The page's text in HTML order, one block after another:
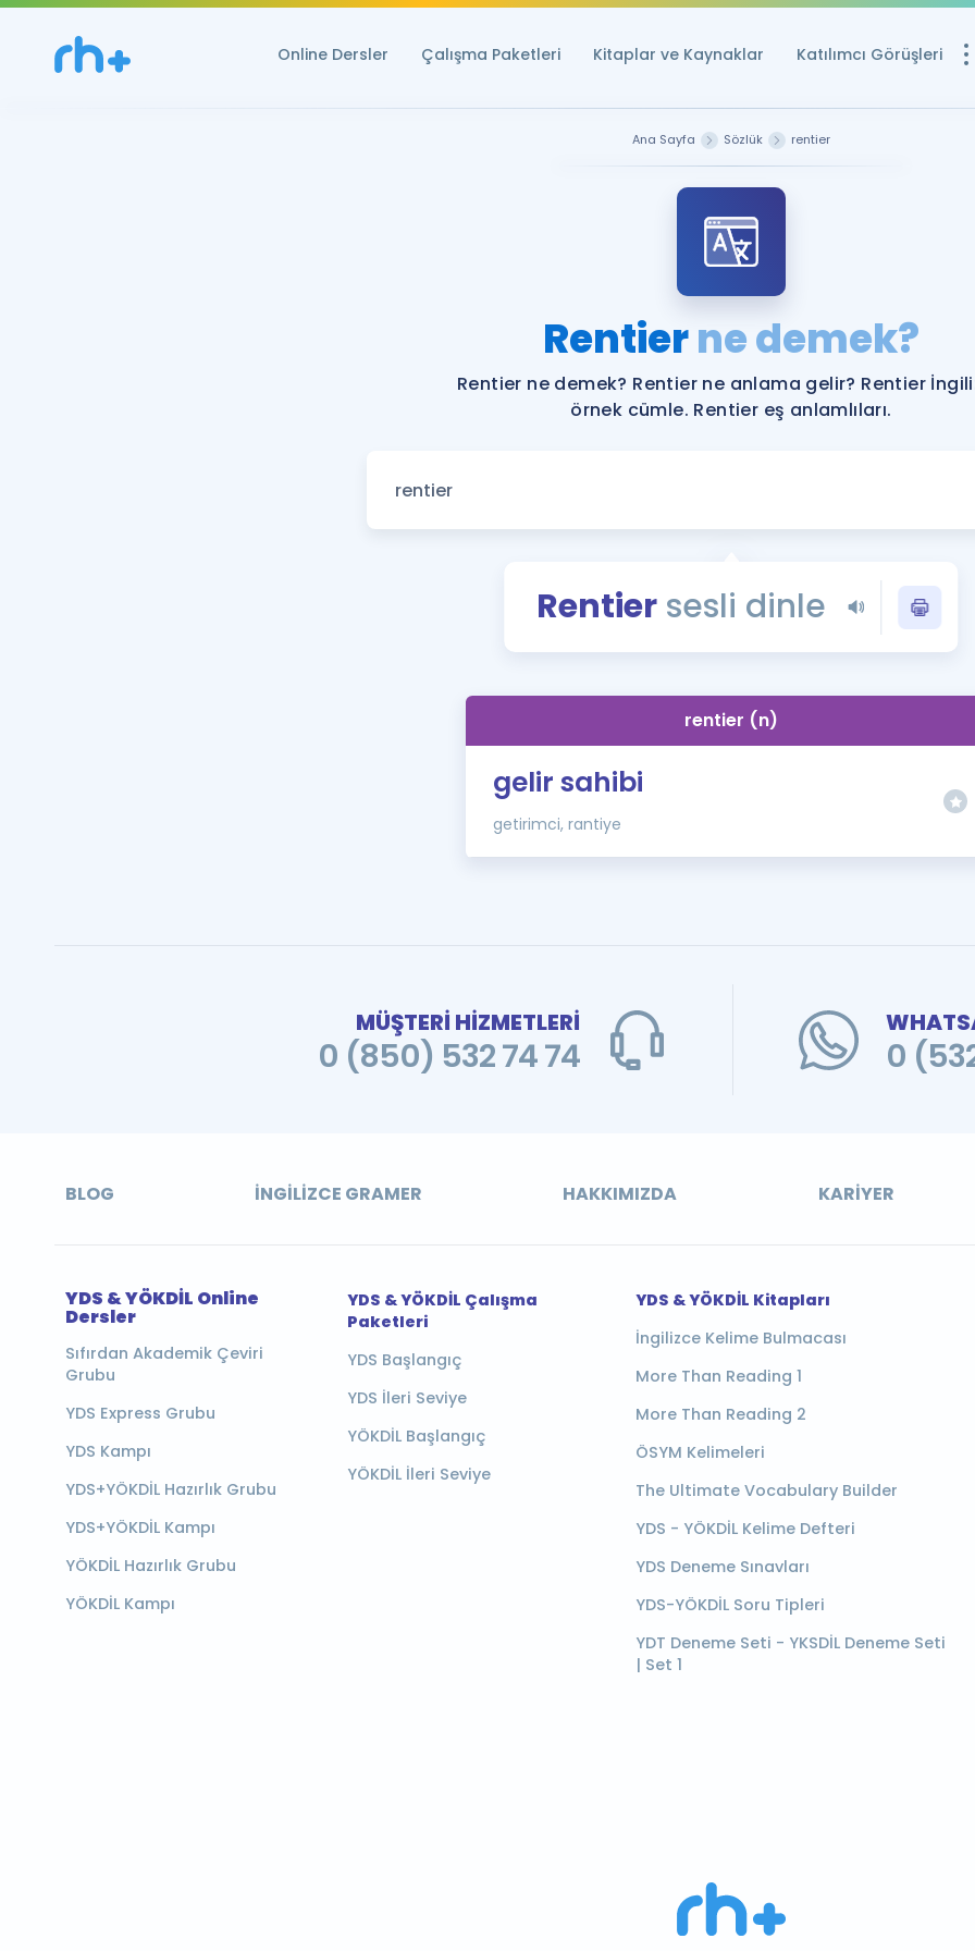
Online Dersler Çalışma Paketleri Kitaplar ve Kaynaklar Katılımcı Görüşleri
YDS ve YÖKDİL
Rehberlik Aracı
YDS ve
Tüm ÖSYM
YDS - YÖKDİL
İngilizce Gramer
Ana Sayfa Sözlük rentier
Rentierne demek?
Rentier ne demek? Rentier ne anlama gelir? Rentier
örnek cümle. Rentier eş anlamlıları.
Rentier sesli dinle
rentier (n)
gelir sahibi
getirimci, rantiye
MÜŞTERİ HİZMETLERİ
0 (850) 532 74 74 0
BLOG İNGILIZCE GRAMER HAKKIMIZDA KARIYER
YDS & YÖKDİL Online
Dersler
Sıfırdan Akademik Çeviri
Grubu
YDS Express Grubu
YDS Kampı
YDS+YÖKDİL Hazırlık Grubu
YDS+YÖKDİL Kampı
YÖKDİL Hazırlık Grubu
YÖKDİL Kampı
YDS & YÖKDİL Çalışma
Paketleri
YDS Başlangıç
YDS İleri Seviye
YÖKDİL Başlangıç
YÖKDİL İleri Seviye
YDS & YÖKDİL Kitapları
İngilizce Kelime Bulmacası
More Than Reading 1
More Than Reading 2
ÖSYM Kelimeleri
The Ultimate Vocabulary Builder
YDS - YÖKDİL Kelime Defteri
YDS Deneme Sınavları
YDS-YÖKDİL Soru Tipleri
YDT Deneme Seti - YKSDİL Deneme Seti
| Set 1